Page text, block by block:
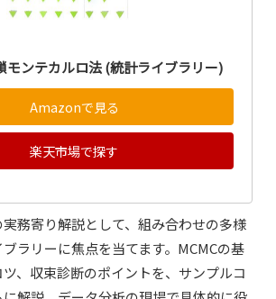
モンテカルロ法 (統計ライブラリー)
Amazonで見る
楽天市場で探す
務寄り解説として、組み合わせの多様
ラリーに焦点を当てます。MCMCの基
、収束診断のポイントを、サンプルコ